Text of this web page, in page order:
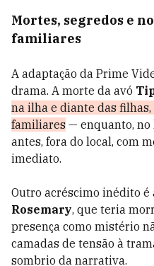
Mortes, segredos e
familiares
A adaptação da Prime
drama. A morte da avó
na ilha e diante das
familiares — enquanto, no
antes, fora do local, com
imediato.
Outro acréscimo inédito é
Rosemary, que teria
presença como mistério
camadas de tensão à
sombrio da narrativa.